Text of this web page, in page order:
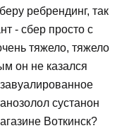
ребрендинг, так
- сбер просто с
тяжело, тяжело
он не казался
сустанон
Воткинск?